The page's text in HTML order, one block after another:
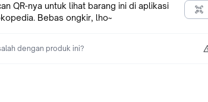
QR-nya untuk lihat barang ini di aplikasi
Bebas ongkir, lho~
dengan produk ini?